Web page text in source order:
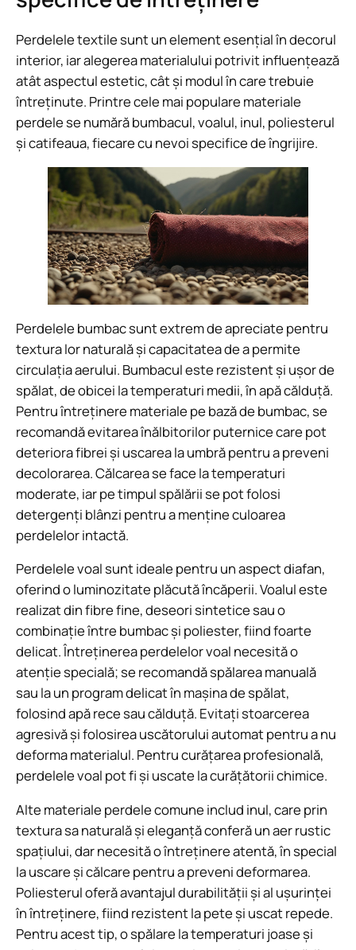
Perdelele textile sunt un element esențial în decorul
interior, iar alegerea materialului potrivit influențează
atât aspectul estetic, cât și modul în care trebuie
întreținute. Printre cele mai populare materiale
perdele se numără bumbacul, voalul, inul, poliesterul
și catifeaua, fiecare cu nevoi specifice de îngrijire.
Perdelele bumbac sunt extrem de apreciate pentru
textura lor naturală și capacitatea de a permite
circulația aerului. Bumbacul este rezistent și ușor de
spălat, de obicei la temperaturi medii, în apă călduță.
Pentru întreținere materiale pe bază de bumbac, se
recomandă evitarea înălbitorilor puternice care pot
deteriora fibrei și uscarea la umbră pentru a preveni
decolorarea. Călcarea se face la temperaturi
moderate, iar pe timpul spălării se pot folosi
detergenți blânzi pentru a menține culoarea
perdelelor intactă.
Perdelele voal sunt ideale pentru un aspect diafan,
oferind o luminozitate plăcută încăperii. Voalul este
realizat din fibre fine, deseori sintetice sau o
combinație între bumbac și poliester, fiind foarte
delicat. Întreținerea perdelelor voal necesită o
atenție specială; se recomandă spălarea manuală
sau la un program delicat în mașina de spălat,
folosind apă rece sau călduță. Evitați stoarcerea
agresivă și folosirea uscătorului automat pentru a nu
deforma materialul. Pentru curățarea profesională,
perdelele voal pot fi și uscate la curățătorii chimice.
Alte materiale perdele comune includ inul, care prin
textura sa naturală și eleganță conferă un aer rustic
spațiului, dar necesită o întreținere atentă, în special
la uscare și călcare pentru a preveni deformarea.
Poliesterul oferă avantajul durabilității și al ușurinței
în întreținere, fiind rezistent la pete și uscat repede.
Pentru acest tip, o spălare la temperaturi joase și